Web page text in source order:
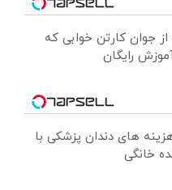
جوان کارتن خوابی که
رایگان
های دندان پزشکی با
خانگی